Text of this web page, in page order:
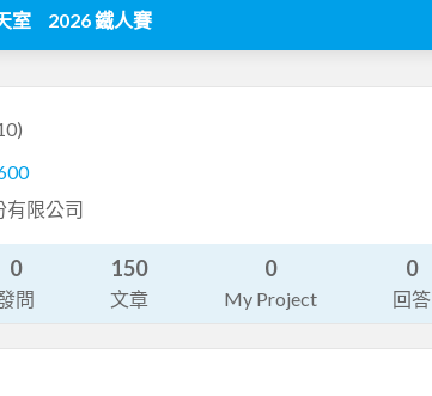
室 2026 鐵人賽
有限公司
0
問
150
文章
0
My Project
0
回答